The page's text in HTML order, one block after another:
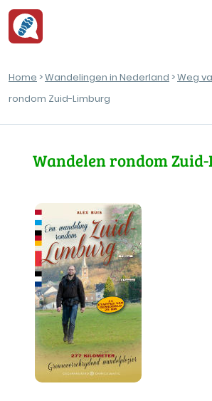
Home >Wandelingen in Nederland >Weg
rondom Zuid-Limburg
Wandelen rondom